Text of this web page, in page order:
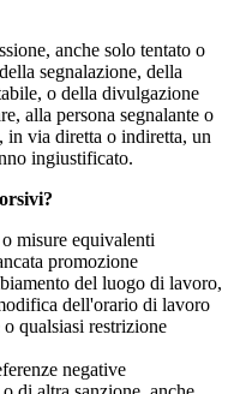
anche solo tentato o
segnalazione, della
o della divulgazione
alla persona segnalante o
in via diretta o indiretta, un
ingiustificato.
misure equivalenti
promozione
del luogo di lavoro,
dell'orario di lavoro
qualsiasi restrizione
negative